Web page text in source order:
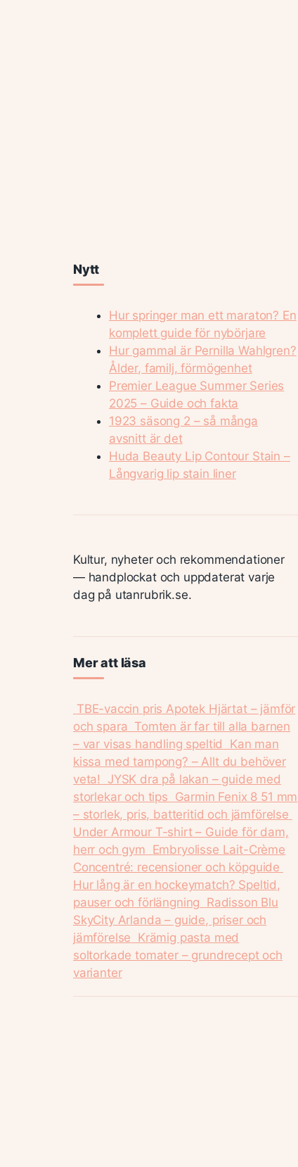
Nytt
Hur springer man ett maraton? En
komplett guide för nybörjare
Hur gammal är Pernilla Wahlgren?
Ålder, familj, förmögenhet
Premier League Summer Series
2025 – Guide och fakta
1923 säsong 2 – så många
avsnitt är det
Huda Beauty Lip Contour Stain –
Långvarig lip stain liner
Kultur, nyheter och rekommendationer
— handplockat och uppdaterat varje
dag på utanrubrik.se.
Mer att läsa
TBE-vaccin pris Apotek Hjärtat – jämför
och spara Tomten är far till alla barnen
– var visas handling speltid
Kan man
kissa med tampong? – Allt du behöver
veta!
JYSK dra på lakan – guide med
storlekar och tips Garmin Fenix 8 51 mm
– storlek, pris, batteritid och jämförelse
Under Armour T-shirt – Guide för dam,
herr och gym Embryolisse Lait-Crème
Concentré: recensioner och köpguide
Hur lång är en hockeymatch? Speltid,
pauser och förlängning Radisson Blu
SkyCity Arlanda – guide, priser och
jämförelse Krämig pasta med
soltorkade tomater – grundrecept och
varianter